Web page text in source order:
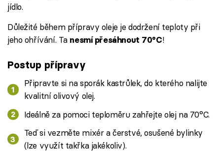
jídlo.
Důležité během přípravy oleje je dodržení teploty při
jeho ohřívání. Ta nesmí přesáhnout 70°C!
Postup přípravy
Připravte si na sporák kastrůlek, do kterého nalijte
kvalitní olivový olej.
Ideálně za pomoci teploměru zahřejte olej na 70°C.
Teď si vezměte mixér a čerstvé, osušené bylinky
(lze využít takřka jakékoliv).